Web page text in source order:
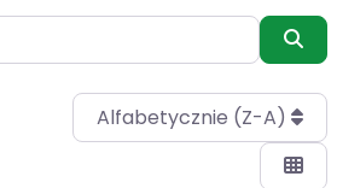
Alfabetycznie (Z-A)